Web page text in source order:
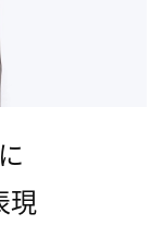
現